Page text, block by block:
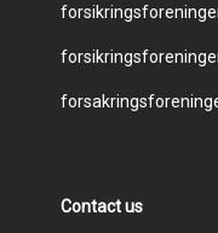
Footer
menu
Contact us